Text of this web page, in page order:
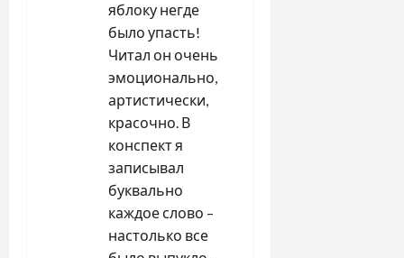
яблоку негде
было упасть!
Читал он очень
эмоционально,
артистически,
красочно. В
конспект я
записывал
буквально
каждое слово –
настолько все